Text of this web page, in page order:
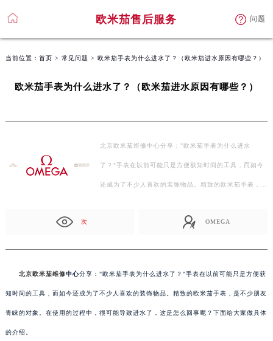
欧米茄售后服务 问题
当前位置： 首页 > 常见问题 > 欧米茄手表为什么进水了？（欧米茄进水原因有哪些？）
欧米茄手表为什么进水了？（欧米茄进水原因有哪些？）
北京欧米茄维修中心分享："欧米茄手表为什么进水
了？"手表在以前可能只是方便获知时间的工具，而如今
还成为了不少人喜欢的装饰物品。精致的欧米茄手表，是
次 OMEGA
北京欧米茄维修中心分享："欧米茄手表为什么进水了？"手表在以前可能只是方便获
知时间的工具，而如今还成为了不少人喜欢的装饰物品。精致的欧米茄手表，是不少朋友
青睐的对象。在使用的过程中，很可能导致进水了，这是怎么回事呢？下面给大家做具体
的介绍。